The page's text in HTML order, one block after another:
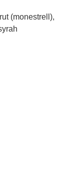
(monestrell),